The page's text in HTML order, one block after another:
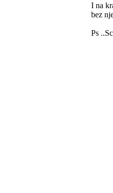
I na
bez
Ps